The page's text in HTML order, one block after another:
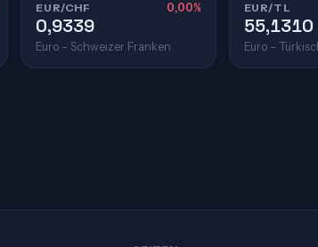
EUR/CHF 0,00%
0,9339
Euro – Schweizer Franken
EUR/TL
55,1310
Euro –